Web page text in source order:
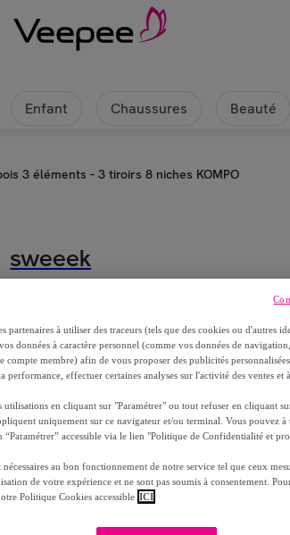
Enfant Chaussures Beauté
3 éléments - 3 tiroirs 8 niches KOMPO
sweeek
Etagère, bibliothèque
KOMPO
134,99 €
149,99 €
-
%
Reprise possible de votre ancien produit
partenaires à utiliser des traceurs (tels que des cookies ou d'autres
données à caractère personnel (comme vos données de
compte membre) afin de vous proposer des publicités
performance, effectuer certaines analyses sur l'activité des ventes et
en cliquant sur "Paramétrer" ou tout refuser en cliquant
uniquement sur ce navigateur et/ou terminal. Vous pouvez
accessible via le lien "Politique de Confidentialité et
nécessaires au bon fonctionnement de notre service tel que ceux
de votre expérience et ne sont pas soumis à consentement.
Politique Cookies accessible ICI